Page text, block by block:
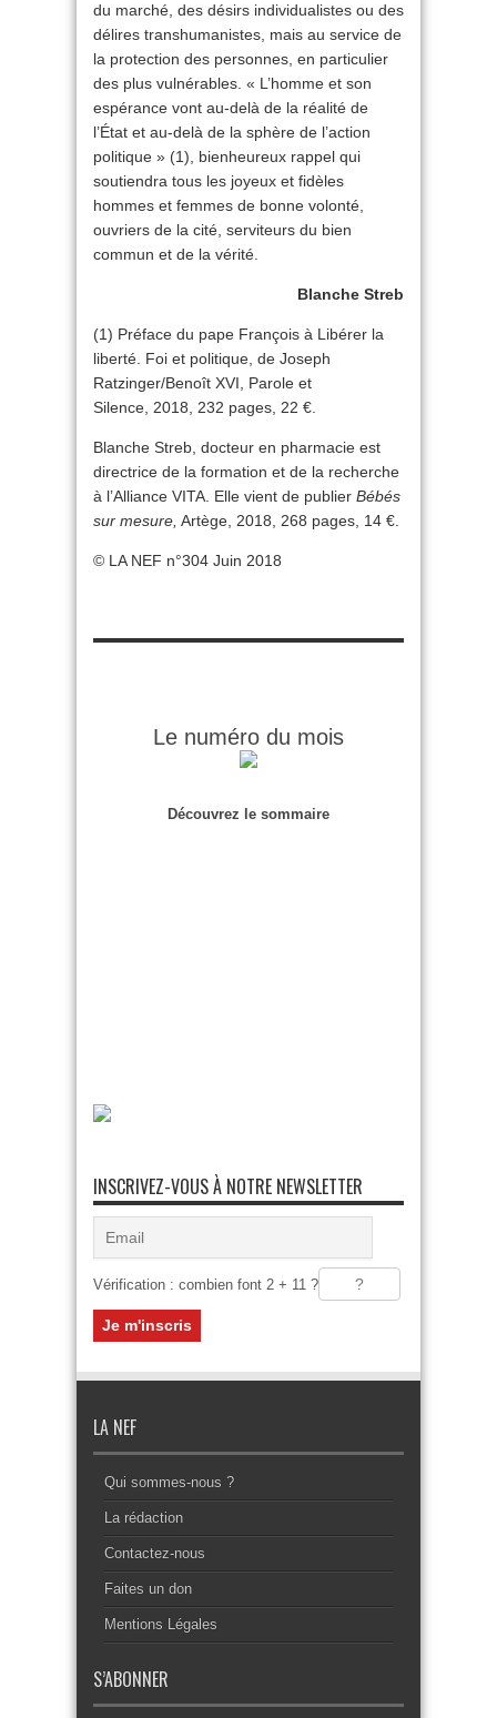
du marché, des désirs individualistes ou des
délires transhumanistes, mais au service de
la protection des personnes, en particulier
des plus vulnérables. « L’homme et son
espérance vont au-delà de la réalité de
l’État et au-delà de la sphère de l’action
politique » (1), bienheureux rappel qui
soutiendra tous les joyeux et fidèles
hommes et femmes de bonne volonté,
ouvriers de la cité, serviteurs du bien
commun et de la vérité.
Blanche Streb
(1) Préface du pape François à Libérer la
liberté. Foi et politique, de Joseph
Ratzinger/Benoît XVI, Parole et
Silence, 2018, 232 pages, 22 €.
Blanche Streb, docteur en pharmacie est
directrice de la formation et de la recherche
à l’Alliance VITA. Elle vient de publier Bébés
sur mesure, Artège, 2018, 268 pages, 14 €.
© LA NEF n°304 Juin 2018
Le numéro du mois
Découvrez le sommaire
INSCRIVEZ-VOUS À NOTRE NEWSLETTER
Vérification : combien font 2 + 11 ?
LA NEF
Qui sommes-nous ?
La rédaction
Contactez-nous
Faites un don
Mentions Légales
S’ABONNER